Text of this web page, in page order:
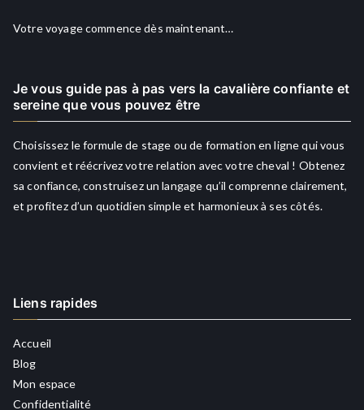
Votre voyage commence dès maintenant…
Je vous guide pas à pas vers la cavalière confiante et
sereine que vous pouvez être
Choisissez le formule de stage ou de formation en ligne qui vous
convient et réécrivez votre relation avec votre cheval ! Obtenez
sa confiance, construisez un langage qu’il comprenne clairement,
et profitez d’un quotidien simple et harmonieux à ses côtés.
Liens rapides
Accueil
Blog
Mon espace
Confidentialité